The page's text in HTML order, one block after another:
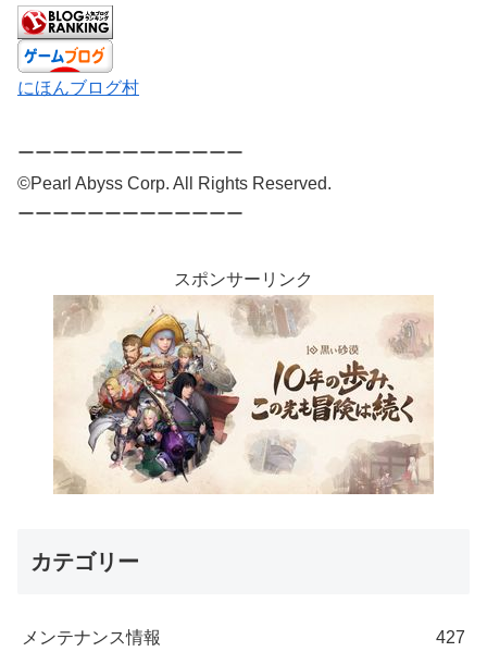
にほんブログ村
ーーーーーーーーーーーーー
©Pearl Abyss Corp. All Rights Reserved.
ーーーーーーーーーーーーー
スポンサーリンク
カテゴリー
メンテナンス情報 427